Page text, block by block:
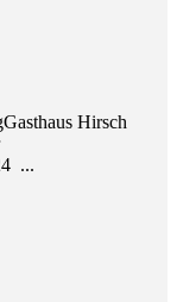
Hirsch
...